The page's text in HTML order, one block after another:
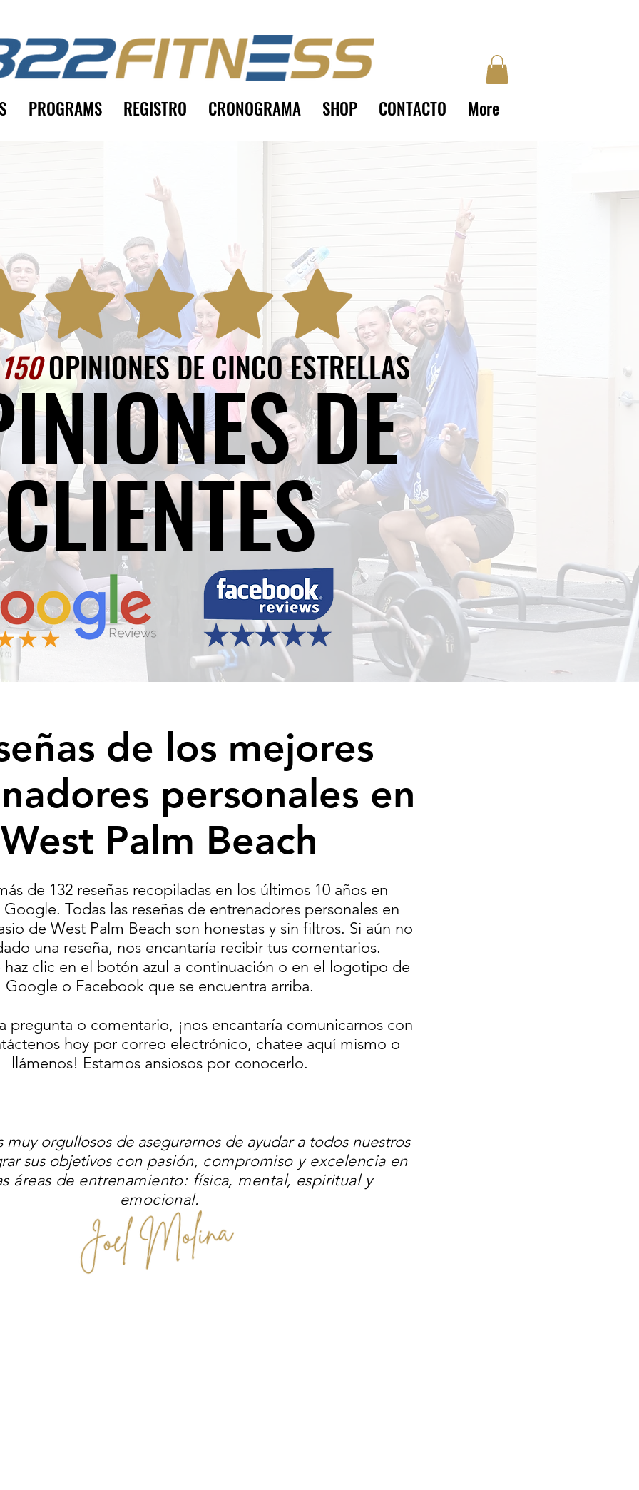
PROGRAMS REGISTRO CRONOGRAMA SHOP CONTACTO More
DE
CLIENTES
150OPINIONES DE CINCO ESTRELLAS
de los mejores
personales en
West Palm Beach
de 132 reseñas recopiladas en los últimos 10 años en
Todas las reseñas de entrenadores personales en
de West Palm Beach son honestas y sin filtros. Si aún no
una reseña, nos encantaría recibir tus comentarios.
haz clic en el botón azul a continuación o en el logotipo de
Google o Facebook que se encuentra arriba.
pregunta o comentario, ¡nos encantaría comunicarnos con
hoy por correo electrónico, chatee aquí mismo o
llámenos! Estamos ansiosos por conocerlo.
muy orgullosos de asegurarnos de ayudar a todos nuestros
sus objetivos con pasión, compromiso y excelencia en
áreas de entrenamiento: física, mental, espiritual y
emocional.